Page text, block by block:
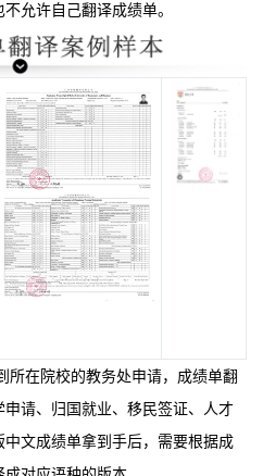
允许自己翻译成绩单。
所在院校的教务处申请，成绩单翻
请、归国就业、移民签证、人才
文成绩单拿到手后，需要根据成